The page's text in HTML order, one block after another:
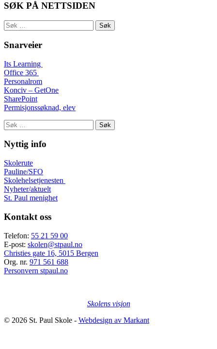
SØK PÅ NETTSIDEN
Søk
etter:
Snarveier
Its Learning
Office 365
Personalrom
Konciv – GetOne
SharePoint
Permisjonssøknad, elev
Søk
etter:
Nyttig info
Skolerute
Pauline/SFO
Skolehelsetjenesten
Nyheter/aktuelt
St. Paul menighet
Kontakt oss
Telefon: 55 21 59 00
E-post: skolen@stpaul.no
Christies gate 16, 5015 Bergen
Org. nr. 971 561 688
Personvern stpaul.no
Skolens visjon
© 2026 St. Paul Skole - Webdesign av Markant